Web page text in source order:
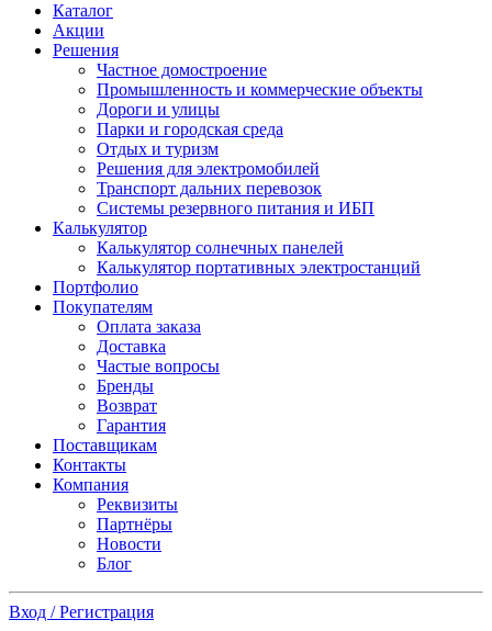
Каталог
Акции
Решения
Частное домостроение
Промышленность и коммерческие объекты
Дороги и улицы
Парки и городская среда
Отдых и туризм
Решения для электромобилей
Транспорт дальних перевозок
Системы резервного питания и ИБП
Калькулятор
Калькулятор солнечных панелей
Калькулятор портативных электростанций
Портфолио
Покупателям
Оплата заказа
Доставка
Частые вопросы
Бренды
Возврат
Гарантия
Поставщикам
Контакты
Компания
Реквизиты
Партнёры
Новости
Блог
Вход / Регистрация